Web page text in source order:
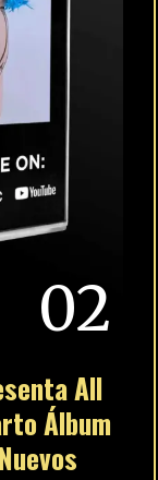
02
All
Álbum